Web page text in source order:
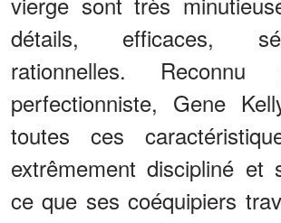
détails, efficaces,
rationnelles.
perfectionniste, Gene
toutes ces
extrêmement discipliné et
ce que ses coéquipiers